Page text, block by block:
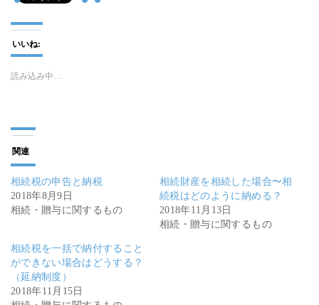
いいね:
読み込み中…
関連
相続税の申告と納税
2018年8月9日
相続・贈与に関するもの
相続財産を相続した場合〜相
続税はどのように納める？
2018年11月13日
相続・贈与に関するもの
相続税を一括で納付すること
ができない場合はどうする？
（延納制度）
2018年11月15日